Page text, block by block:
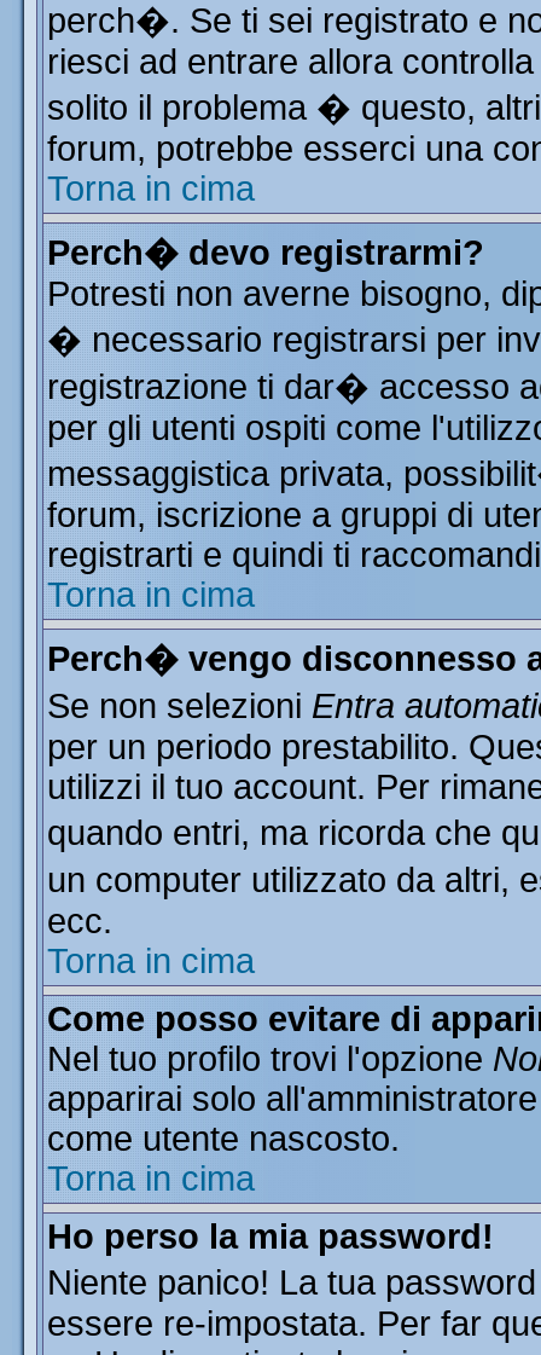
perch�. Se ti sei registrato e
riesci ad entrare allora
solito il problema � questo,
forum, potrebbe esserci una
Torna in cima
Perch� devo registrarmi?
Potresti non averne bisogno,
� necessario registrarsi per
registrazione ti dar� accesso
per gli utenti ospiti come
messaggistica privata,
forum, iscrizione a gruppi di
registrarti e quindi ti
Torna in cima
Perch� vengo disconnesso
Se non selezioni Entra
per un periodo prestabilito.
utilizzi il tuo account. Per
quando entri, ma ricorda che
un computer utilizzato da
ecc.
Torna in cima
Come posso evitare di
Nel tuo profilo trovi l'opzione
apparirai solo
come utente nascosto.
Torna in cima
Ho perso la mia password!
Niente panico! La tua
essere re-impostata. Per far